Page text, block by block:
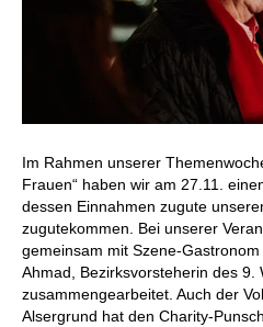
Im Rahmen unserer
Frauen“ haben wir am 27.11.
dessen Einnahmen zugute
zugutekommen. Bei unserer
gemeinsam mit Szene-
Ahmad, Bezirksvorsteherin des 9.
zusammengearbeitet. Auch der
Alsergrund hat den Charity-